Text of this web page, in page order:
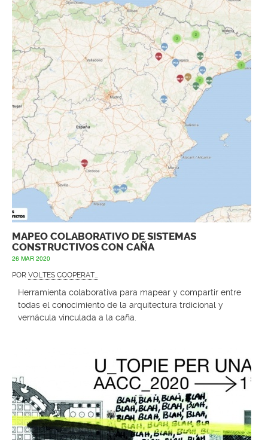
MAPEO COLABORATIVO DE SISTEMAS
CONSTRUCTIVOS CON CAÑA
26 MAR 2020
POR VOLTES COOPERAT...
Herramienta colaborativa para mapear y compartir entre
todas el conocimiento de la arquitectura trdicional y
vernácula vinculada a la caña.